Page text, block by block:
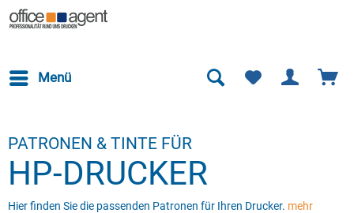
Menü
PATRONEN & TINTE FÜR
HP-DRUCKER
Hier finden Sie die passenden Patronen für Ihren Drucker. mehr